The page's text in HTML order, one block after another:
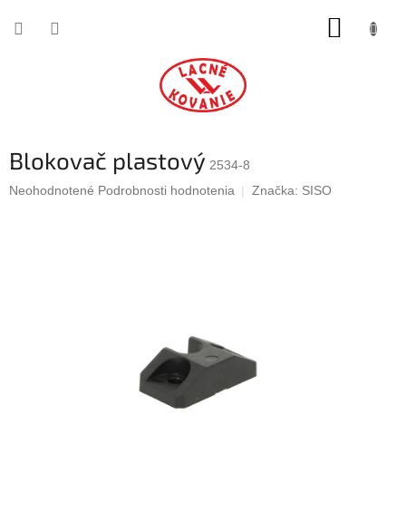
Blokovač plastový 2534-8
Priemerné
Neohodnotené Podrobnosti hodnotenia Značka: SISO